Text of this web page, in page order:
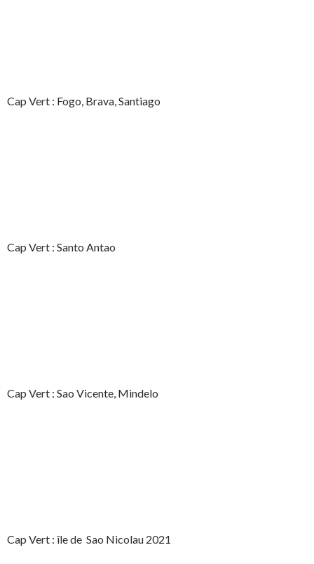
Cap Vert : Fogo, Brava, Santiago
Cap Vert : Santo Antao
Cap Vert : Sao Vicente, Mindelo
Cap Vert : île de Sao Nicolau 2021